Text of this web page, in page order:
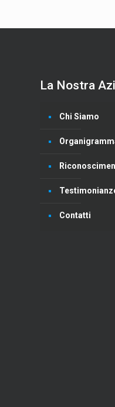
La Nostra
Chi Siamo
Contatti